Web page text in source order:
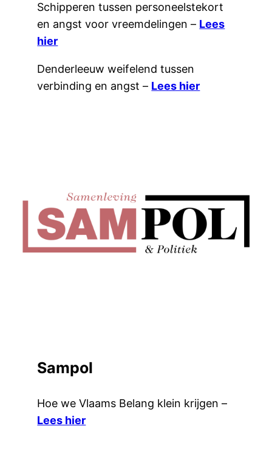
Schipperen tussen personeelstekort
en angst voor vreemdelingen – Lees
hier
Denderleeuw weifelend tussen
verbinding en angst – Lees hier
Sampol
Hoe we Vlaams Belang klein krijgen –
Lees hier